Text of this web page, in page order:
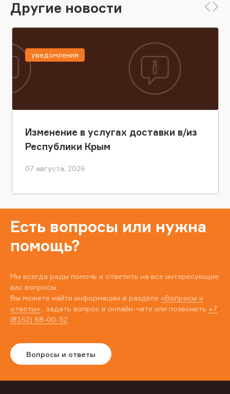
Другие новости
Изменение в услугах доставки в/из
Республики Крым
07 августа, 2026
уведомления
Есть вопросы или нужна
помощь?
Мы всегда рады помочь и ответить на все интересующие
вас вопросы.
Вы можете найти информацию в разделе «Вопросы и
ответы» , задать вопрос в онлайн-чате или позвонить +7
(8162) 68-00-52
Вопросы и ответы